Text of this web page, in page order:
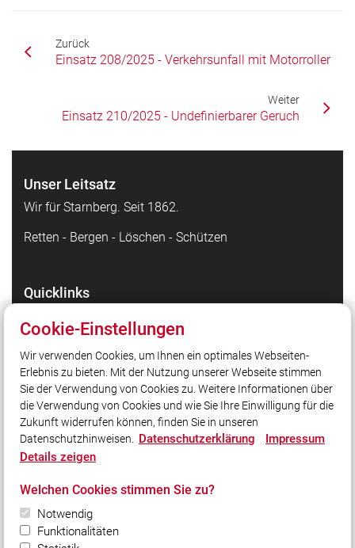
Zurück
Einsatz 208/2025 - Verkehrsunfall mit Motorroller
Weiter
Einsatz 210/2025 - Undefinierbarer Geruch
Unser Leitsatz
Wir für Starnberg. Seit 1862.
Retten - Bergen - Löschen - Schützen
Quicklinks
Instagram - Bilder unserer Arbeit
TikTok - Kurzvideos zu unserer Arbeit
Stadt Starnberg
Kreisfeuerwehrverband Starnberg
Social Media
Bleiben Sie mit uns in Kontakt und vernetzen Sie sich
mit uns!
Cookie-Einstellungen
Wir verwenden Cookies, um Ihnen ein optimales Webseiten-
Erlebnis zu bieten. Mit der Nutzung unserer Webseite stimmen
Sie der Verwendung von Cookies zu. Weitere Informationen über
die Verwendung von Cookies und wie Sie Ihre Einwilligung für die
Zukunft widerrufen können, finden Sie in unseren
Datenschutzhinweisen. Datenschutzerklärung
Impressum
Details zeigen
Welchen Cookies stimmen Sie zu?
Notwendig
Funktionalitäten